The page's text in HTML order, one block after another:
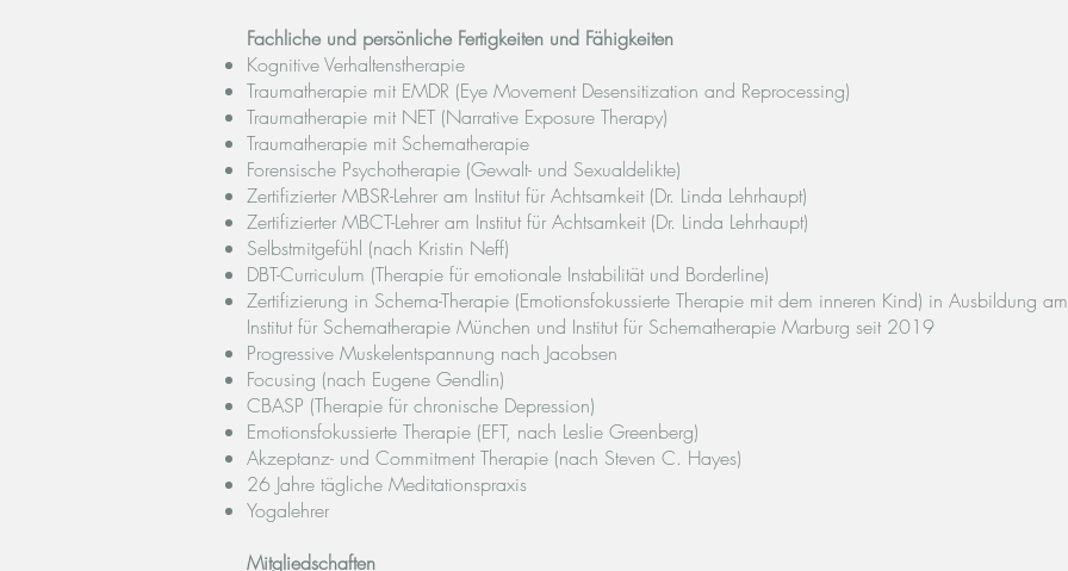
Fachliche und persönliche Fertigkeiten und Fähigkeiten
Kognitive Verhaltenstherapie
Traumatherapie mit EMDR (Eye Movement Desensitization and Reprocessing)
Traumatherapie mit NET (Narrative Exposure Therapy)
Traumatherapie mit Schematherapie
Forensische Psychotherapie (Gewalt- und Sexualdelikte)
Zertifizierter MBSR-Lehrer am Institut für Achtsamkeit (Dr. Linda Lehrhaupt)
Zertifizierter MBCT-Lehrer am Institut für Achtsamkeit (Dr. Linda Lehrhaupt)
Selbstmitgefühl (nach Kristin Neff)
DBT-Curriculum (Therapie für emotionale Instabilität und Borderline)
Zertifizierung in Schema-Therapie (Emotionsfokussierte Therapie mit dem inneren Kind) in Ausbildung am
Institut für Schematherapie München und Institut für Schematherapie Marburg seit 2019
Progressive Muskelentspannung nach Jacobsen
Focusing (nach Eugene Gendlin)
CBASP (Therapie für chronische Depression)
Emotionsfokussierte Therapie (EFT, nach Leslie Greenberg)
Akzeptanz- und Commitment Therapie (nach Steven C. Hayes)
26 Jahre tägliche Meditationspraxis
Yogalehrer
Mitgliedschaften